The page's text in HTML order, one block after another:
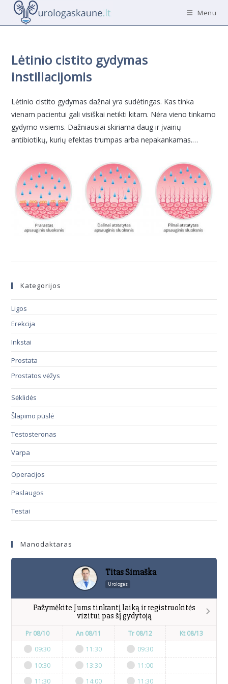
Menu
Lėtinio cistito gydymas
instiliacijomis
Lėtinio cistito gydymas dažnai yra sudėtingas. Kas tinka
vienam pacientui gali visiškai netikti kitam. Nėra vieno tinkamo
gydymo visiems. Dažniausiai skiriama daug ir įvairių
antibiotikų, kurių efektas trumpas arba nepakankamas.…
Kategorijos
Ligos
Erekcija
Inkstai
Prostata
Prostatos vėžys
Sėklidės
Šlapimo pūslė
Testosteronas
Varpa
Operacijos
Paslaugos
Testai
Manodaktaras
Titas Simaška
Urologas
Pažymėkite Jums tinkantį laiką ir registruokitės
vizitui pas šį gydytoją
Pr 08/10
09:30
10:30
11:30
An 08/11
11:30
13:30
14:00
Tr 08/12
09:30
11:00
11:30
Kt 08/13